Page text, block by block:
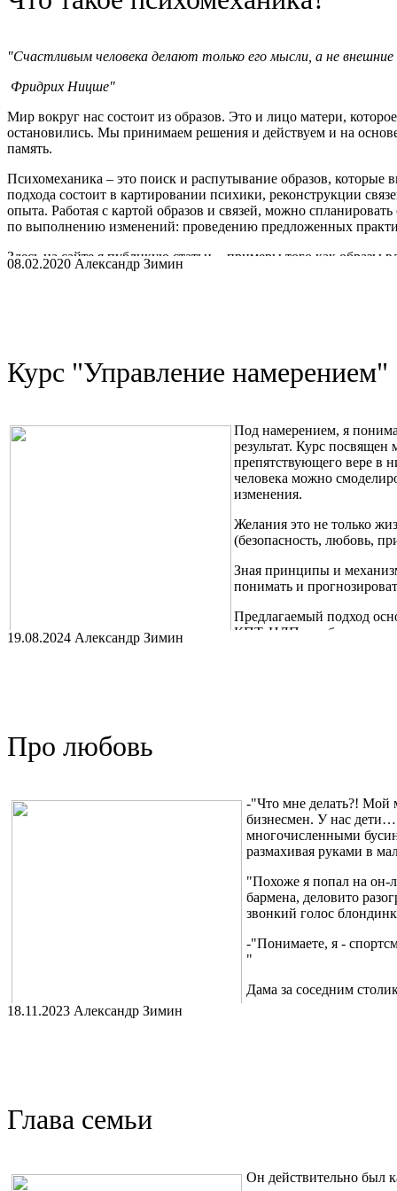
"Cчастливым человека делают только его мысли, а не
Фридрих Ницше"
Мир вокруг нас состоит из образов. Это и лицо матери,
остановились. Мы принимаем решения и действуем и на
память.
Психомеханика – это поиск и распутывание образов,
подхода состоит в картировании психики, реконструкции
опыта. Работая с картой образов и связей, можно
по выполнению изменений: проведению предложенных
Здесь на сайте я публикую статьи - примеры того как
случае, если данный подход Вас заинтересовал этот подход
08.02.2020 Александр Зимин
Курс "Управление намерением"
Под намерением, я
результат. Курс
препятствующего вере в
человека можно
изменения.
Желания это не только
(безопасность, любовь,
Зная принципы и
понимать и
Предлагаемый подход
КПТ, НЛП и работу с
Так же доступен канал "Психомеханика" https://t.me/psygear2
использованы в "Управлении намерением"
19.08.2024 Александр Зимин
Про любовь
-"Что мне делать?! Мой
бизнесмен. У нас
многочисленными
размахивая руками в
"Похоже я попал на он-
бармена, деловито
звонкий голос
-"Понимаете, я -
"
Дама за соседним
"Окей! Будем считать это публичной сессией, раз клиент сам
-"Да! И все это не про моего мужа! Что мне делать? Он -
18.11.2023 Александр Зимин
Глава семьи
Он действительно был